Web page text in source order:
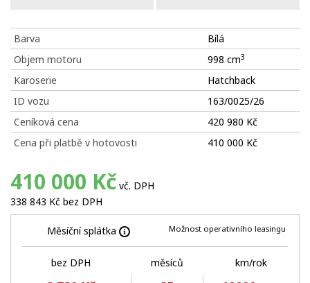
Barva
Bílá
Objem motoru
998 cm3
Karoserie
Hatchback
ID vozu
163/0025/26
Ceníková cena
420 980 Kč
Cena při platbě v hotovosti
410 000 Kč
410 000 Kč vč. DPH
338 843 Kč bez DPH
Měsíční splátka Možnost operativního leasingu
bez DPH měsíců km/rok